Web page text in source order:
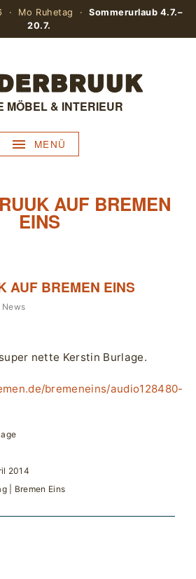
· Mo Ruhetag ·Sommerurlaub 4.7.–
20.7.
MÖBEL & INTERIEUR
MENÜ
AUF BREMEN
EINS
AUF BREMEN EINS
News
nette Kerstin Burlage.
bremeneins/audio128480-
2014
| Bremen Eins